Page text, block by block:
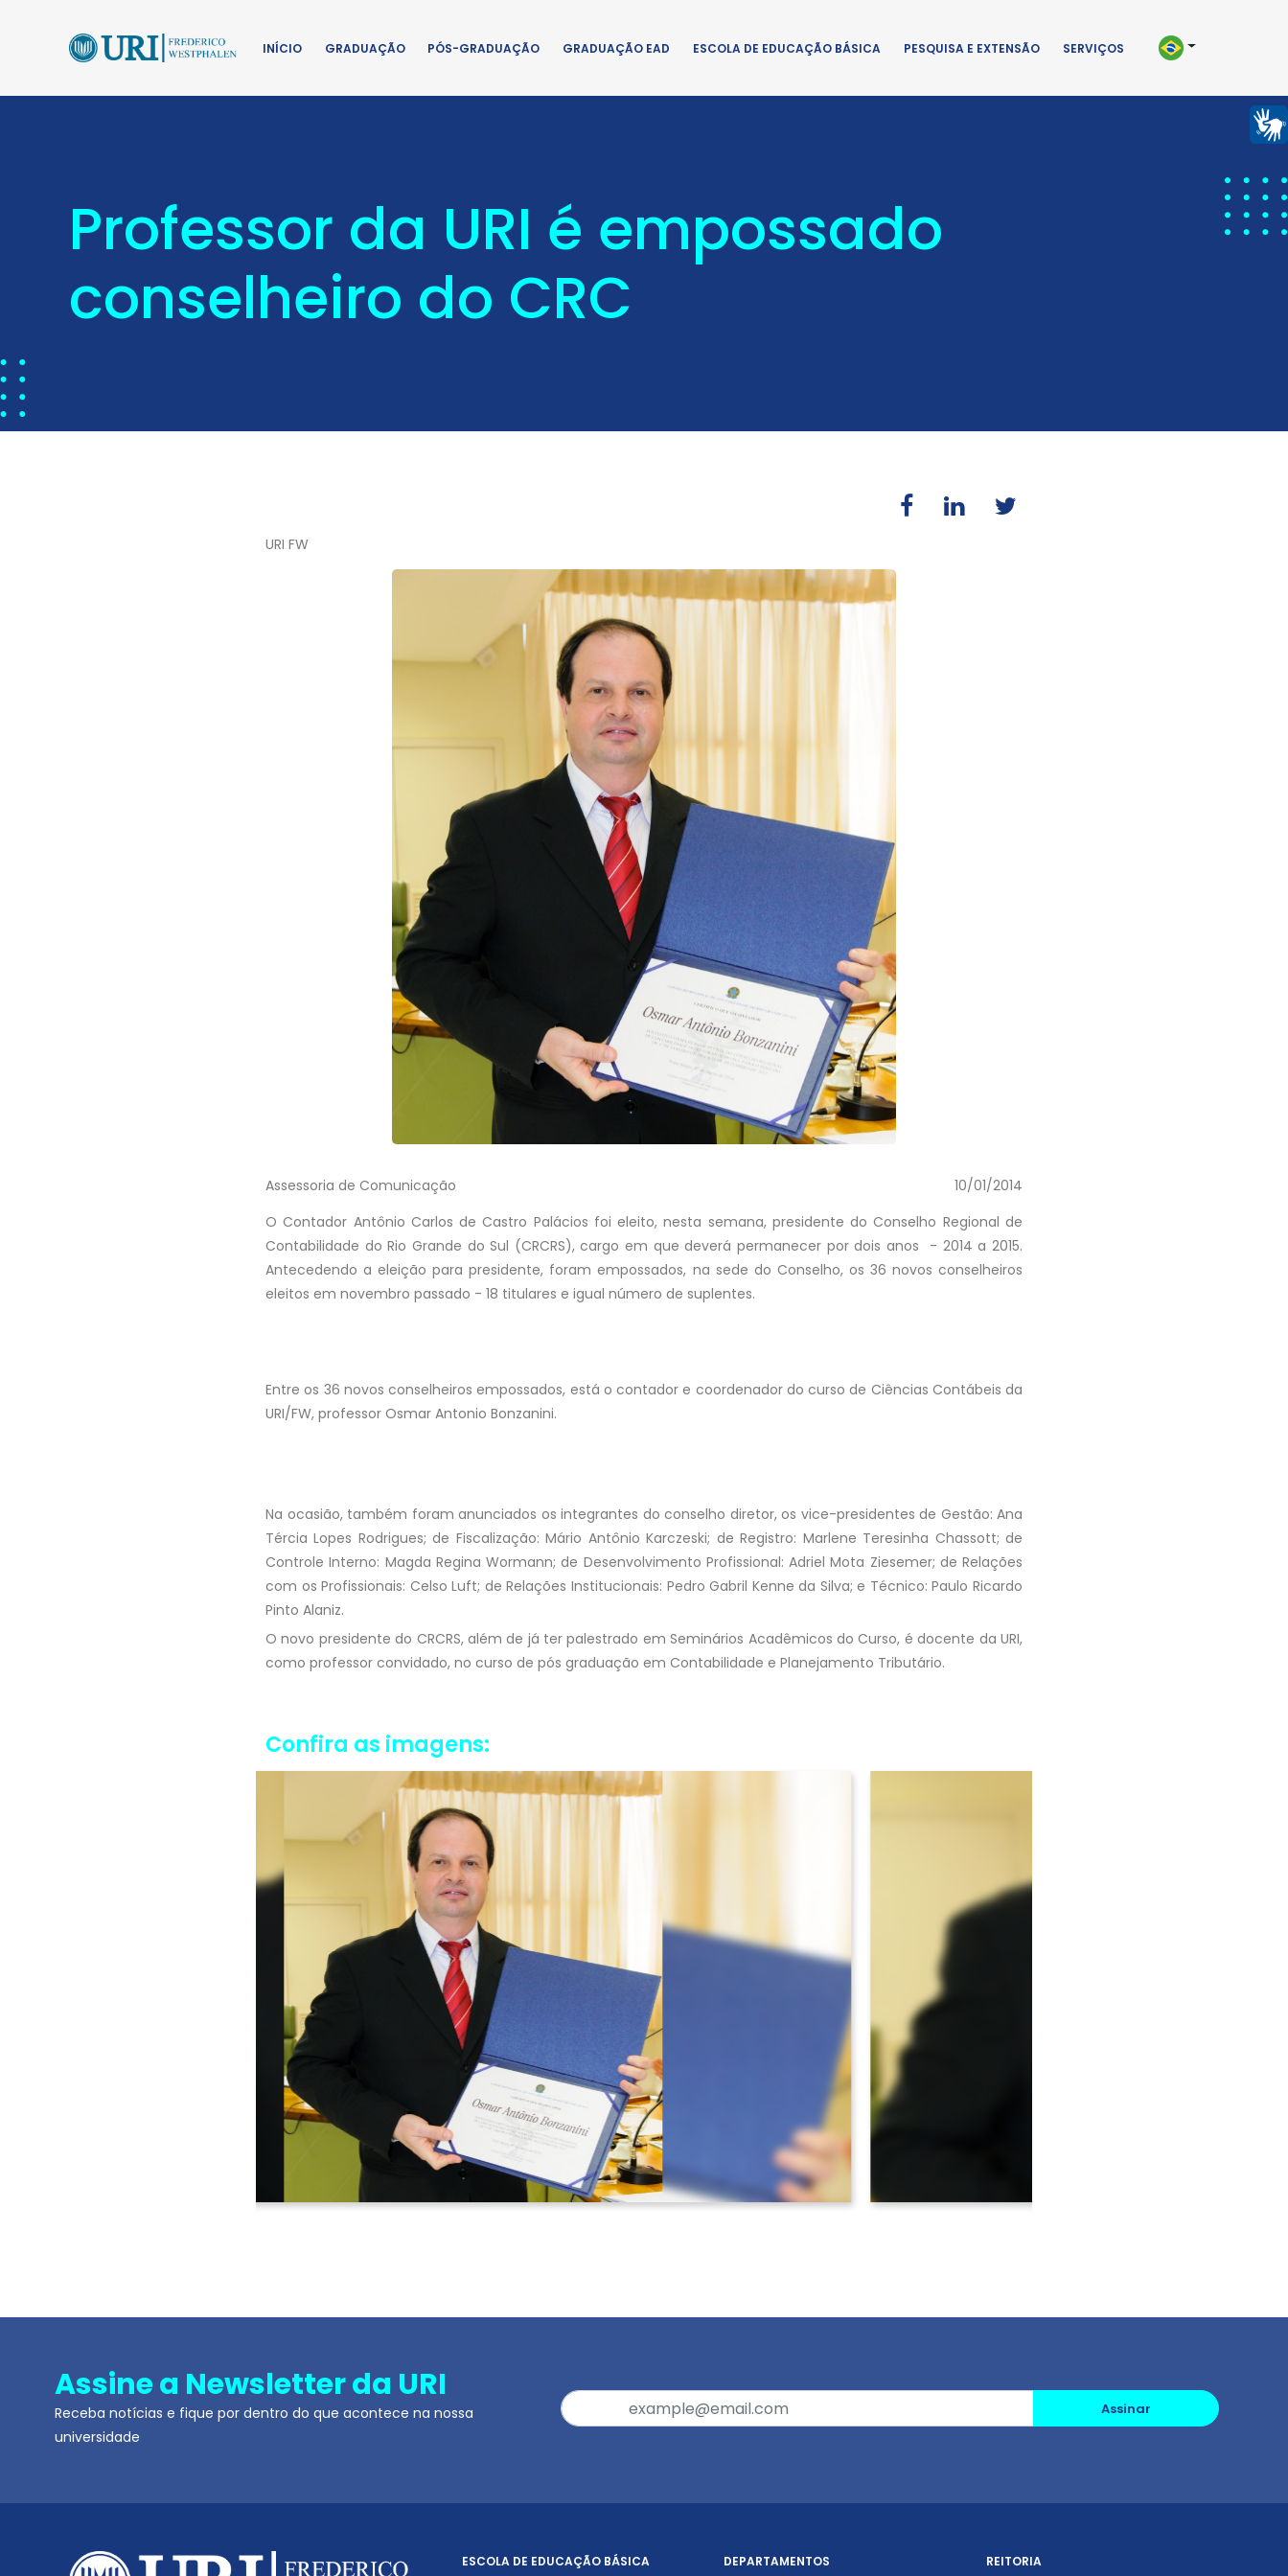
INÍCIO GRADUAÇÃO PÓS-GRADUAÇÃO GRADUAÇÃO EAD ESCOLA DE EDUCAÇÃO BÁSICA PESQUISA E EXTENSÃO SERVIÇOS
Professor da URI é empossado
conselheiro do CRC
URI FW
Assessoria de Comunicação
10/01/2014
O Contador Antônio Carlos de Castro Palácios foi eleito, nesta semana, presidente do Conselho Regional de
Contabilidade do Rio Grande do Sul (CRCRS), cargo em que deverá permanecer por dois anos - 2014 a 2015.
Antecedendo a eleição para presidente, foram empossados, na sede do Conselho, os 36 novos conselheiros
eleitos em novembro passado - 18 titulares e igual número de suplentes.
Entre os 36 novos conselheiros empossados, está o contador e coordenador do curso de Ciências Contábeis da
URI/FW, professor Osmar Antonio Bonzanini.
Na ocasião, também foram anunciados os integrantes do conselho diretor, os vice-presidentes de Gestão: Ana
Tércia Lopes Rodrigues; de Fiscalização: Mário Antônio Karczeski; de Registro: Marlene Teresinha Chassott; de
Controle Interno: Magda Regina Wormann; de Desenvolvimento Profissional: Adriel Mota Ziesemer; de Relações
com os Profissionais: Celso Luft; de Relações Institucionais: Pedro Gabril Kenne da Silva; e Técnico: Paulo Ricardo
Pinto Alaniz.
O novo presidente do CRCRS, além de já ter palestrado em Seminários Acadêmicos do Curso, é docente da URI,
como professor convidado, no curso de pós graduação em Contabilidade e Planejamento Tributário.
Confira as imagens:
Assine a Newsletter da URI
Receba notícias e fique por dentro do que acontece na nossa
universidade
Assinar
ESCOLA DE EDUCAÇÃO BÁSICA DEPARTAMENTOS REITORIA